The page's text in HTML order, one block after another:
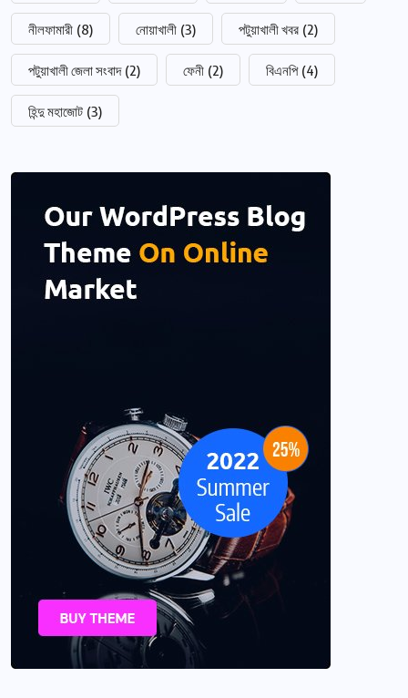
নীলফামারী (8) নোয়াখালী (3) পটুয়াখালী খবর (2)
পটুয়াখালী জেলা সংবাদ (2) ফেনী (2) বিএনপি (4)
হিন্দু মহাজোট (3)